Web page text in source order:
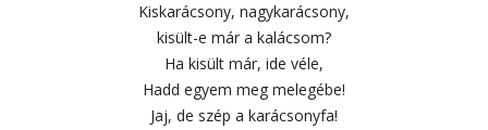
Kiskarácsony, nagykarácsony,
kisült-e már a kalácsom?
Ha kisült már, ide véle,
Hadd egyem meg melegébe!
Jaj, de szép a karácsonyfa!